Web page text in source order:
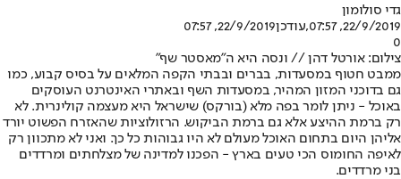
גדי סולומון
22/9/2019, 07:57
,עודכן22/9/2019, 07:57
0
צילום: אורטל דהן // ונסה היא ה"מאסטר שף"
ממבט חטוף במסעדות, בברים ובבתי הקפה המלאים על בסיס קבוע, כמו
גם בדוכני המזון המהיר, במסעדות השף ובאתרי האינטרנט העוסקים
באוכל - ניתן לומר בפה מלא (בורקס) שישראל היא מעצמה קולינרית. לא
רק ברמת ההיצע אלא גם ברמת הביקוש. הרזולוציות שהאזרח הפשוט יורד
אליהן היום בתחום האוכל מעולם לא היו גבוהות כל כך. ואני לא מתכוון רק
לאיפה החומוס הכי טעים בארץ - הפכנו למדינה של מצלחתים ומרדדים
בני מרדדים.